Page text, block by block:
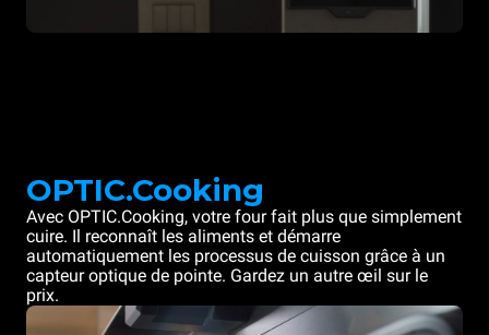
OPTIC.Cooking
Avec OPTIC.Cooking, votre four fait plus que simplement
cuire. Il reconnaît les aliments et démarre
automatiquement les processus de cuisson grâce à un
capteur optique de pointe. Gardez un autre œil sur le
prix.